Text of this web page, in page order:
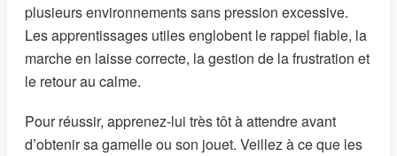
plusieurs environnements sans pression excessive.
Les apprentissages utiles englobent le rappel fiable, la
marche en laisse correcte, la gestion de la frustration et
le retour au calme.
Pour réussir, apprenez-lui très tôt à attendre avant
d’obtenir sa gamelle ou son jouet. Veillez à ce que les